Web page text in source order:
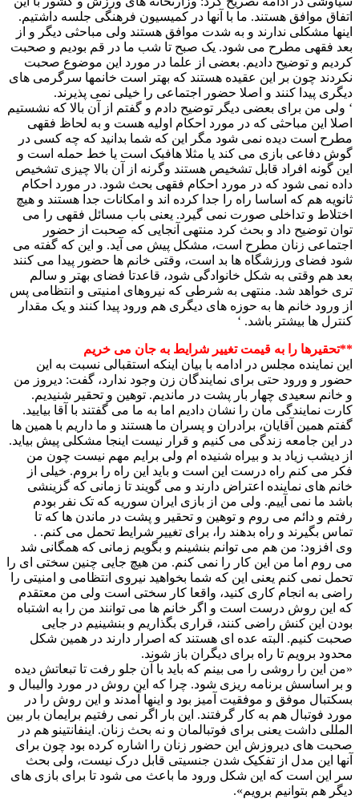
اتفاق موافق هستند. ما با آنها در کمیسیون فرهنگی جلسه داشتیم.
اینها مشکلی ندارند و به شدت موافق هستند ولی مباحثی دیگر و از
بعد فقهی مطرح می شود. یک صبح تا شب ما در قم بودیم و صحبت
کردیم و توضیح دادیم. بعضی از علما در مورد این موضوع صحبت
نکردند چون بر این عقیده هستند که بهتر است خانمها سرگرمی های
دیگری پیدا کنند و اصلا حضور اجتماعی را خیلی نمی پذیرند.
‘ ولی من برای بعضی دیگر توضیح دادم و گفتم از آن بالا که نشستیم
اصلا این مباحثی که در مورد احکام اولیه هست و به لحاظ فقهی
مطرح است دیده نمی شود مگر این که شما بدانید که چه کسی در
گوش دفاعی بازی می کند یا مثلا هافبک است یا خط حمله است و
این گونه افراد قابل تشخیص هستند وگرنه از آن بالا چیزی تشخیص
داده نمی شود که در مورد احکام فقهی بحث شود. در مورد احکام
ثانویه هم که اساسا راه را جدا کرده اند و امکانات جدا هستند و هیچ
اختلاط و تداخلی صورت نمی گیرد. یعنی باب مسائل فقهی را می
توان توضیح داد و بحث کرد منتهی آنجایی که صحبت از حضور
اجتماعی زنان مطرح است، مشکل پیش می آید. و این که گفته می
شود فضای ورزشگاه ها بد است، وقتی خانم ها حضور پیدا می کنند
بعد هم وقتی به شکل خانوادگی شود، قاعدتا فضای بهتر و سالم
تری خواهد شد. منتهی به شرطی که نیروهای امنیتی و انتظامی پس
از ورود خانم ها به حوزه های دیگری هم ورود پیدا کنند و یک مقدار
کنترل ها بیشتر باشد. ‘
**تحقیرها را به قیمت تغییر شرایط به جان می خریم
این نماینده مجلس در ادامه با بیان اینکه استقبالی نسبت به این
حضور و ورود حتی برای نمایندگان زن وجود ندارد، گفت: دیروز من
و خانم سعیدی چهار بار پشت در ماندیم. توهین و تحقیر شنیدیم.
کارت نمایندگی مان را نشان دادیم اما به ما می گفتند با آقا بیایید.
گفتم همین آقایان، برادران و پسران ما هستند و ما داریم با همین ها
در این جامعه زندگی می کنیم و قرار نیست اینجا مشکلی پیش بیاید.
از دیشب زیاد بد و بیراه شنیده ام ولی برایم مهم نیست چون من
فکر می کنم راه درست این است و باید این راه را بروم. خیلی از
خانم های نماینده اعتراض دارند و می گویند تا زمانی که گزینشی
باشد ما نمی آییم. ولی من از بازی ایران سوریه که تک نفر بودم
رفتم و دائم می روم و توهین و تحقیر و پشت در ماندن ها که تا
تماس بگیرند و راه بدهند را، برای تغییر شرایط تحمل می کنم. .
وی افزود: من هم می توانم بنشینم و بگویم زمانی که همگانی شد
می روم اما من این کار را نمی کنم. من هیچ جایی چنین سختی ای را
تحمل نمی کنم یعنی این که شما بخواهید نیروی انتظامی و امنیتی را
راضی به انجام کاری کنید، واقعا کار سختی است ولی من معتقدم
که این روش درست است و اگر خانم ها می توانند من را به اشتباه
بودن این کنش راضی کنند، قراری بگذاریم و بنشینیم در جایی
صحبت کنیم. البته عده ای هستند که اصرار دارند در همین شکل
محدود برویم تا راه برای دیگران باز شوند.
«من این را روشی را می بینم که باید با آن جلو رفت تا تبعاتش دیده
و بر اساسش برنامه ریزی شود. چرا که این روش در مورد والیبال و
بسکتبال موفق و موفقیت آمیز بود و اینها آمدند و این روش را در
مورد فوتبال هم به کار گرفتند. این بار اگر نمی رفتیم برایمان بار بین
المللی داشت یعنی برای فوتبالمان و نه بحث زنان. اینفانتینو هم در
صحبت های دیروزش این حضور زنان را اشاره کرده بود چون برای
آنها این مدل از تفکیک شدن جنسیتی قابل درک نیست، ولی بحث
سر این است که این شکل ورود ما باعث می شود تا برای بازی های
دیگر هم بتوانیم برویم».